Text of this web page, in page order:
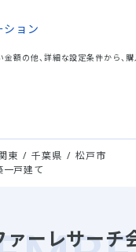
ション
額の他、詳細な設定条件から、
東 千葉県
松戸市
戸建て
ァーレサーチ